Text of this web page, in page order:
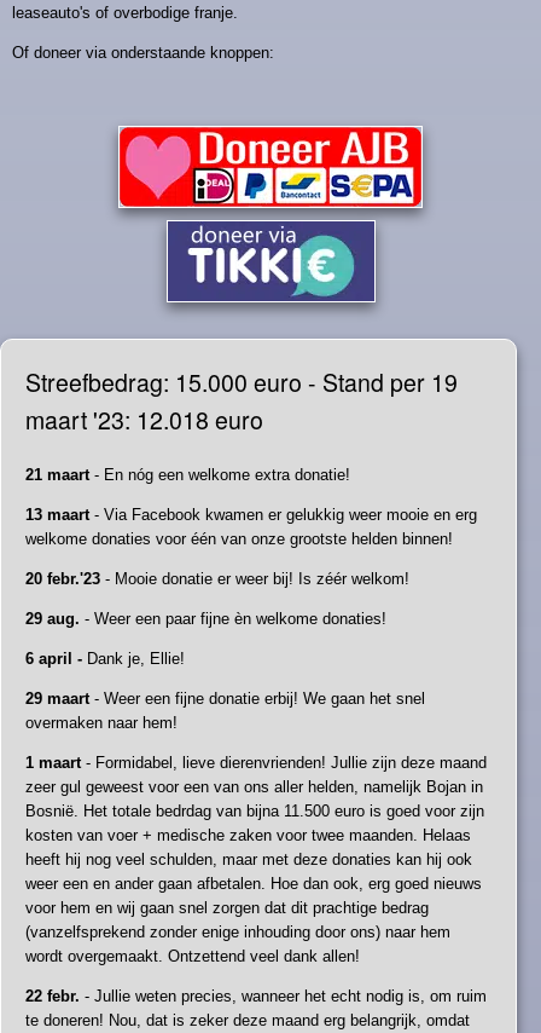
leaseauto's of overbodige franje.
Of doneer via onderstaande knoppen:
Streefbedrag: 15.000 euro - Stand per 19
maart '23: 12.018 euro
21 maart - En nóg een welkome extra donatie!
13 maart - Via Facebook kwamen er gelukkig weer mooie en erg
welkome donaties voor één van onze grootste helden binnen!
20 febr.'23 - Mooie donatie er weer bij! Is zéér welkom!
29 aug. - Weer een paar fijne èn welkome donaties!
6 april - Dank je, Ellie!
29 maart - Weer een fijne donatie erbij! We gaan het snel
overmaken naar hem!
1 maart - Formidabel, lieve dierenvrienden! Jullie zijn deze maand
zeer gul geweest voor een van ons aller helden, namelijk Bojan in
Bosnië. Het totale bedrdag van bijna 11.500 euro is goed voor zijn
kosten van voer + medische zaken voor twee maanden. Helaas
heeft hij nog veel schulden, maar met deze donaties kan hij ook
weer een en ander gaan afbetalen. Hoe dan ook, erg goed nieuws
voor hem en wij gaan snel zorgen dat dit prachtige bedrag
(vanzelfsprekend zonder enige inhouding door ons) naar hem
wordt overgemaakt. Ontzettend veel dank allen!
22 febr. - Jullie weten precies, wanneer het echt nodig is, om ruim
te doneren! Nou, dat is zeker deze maand erg belangrijk, omdat